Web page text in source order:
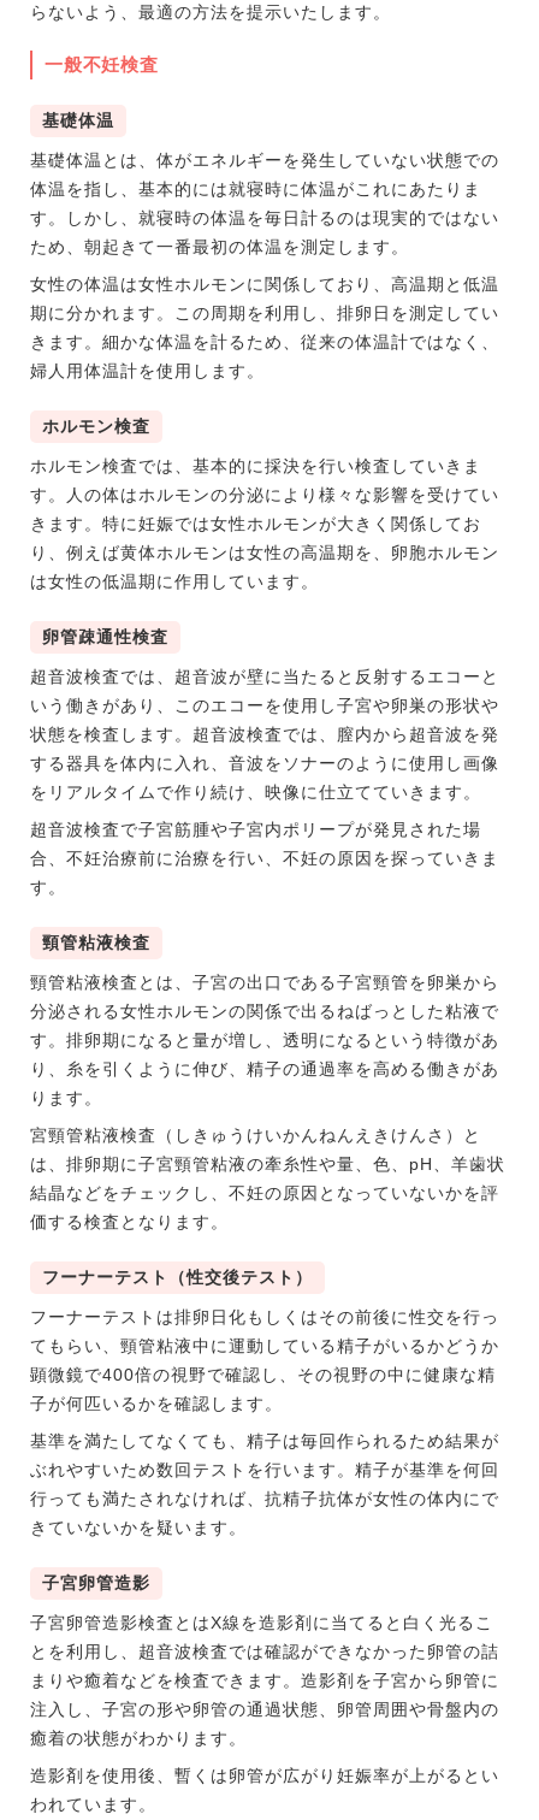
らないよう、最適の方法を提示いたします。
一般不妊検査
基礎体温
基礎体温とは、体がエネルギーを発生していない状態での
体温を指し、基本的には就寝時に体温がこれにあたりま
す。しかし、就寝時の体温を毎日計るのは現実的ではない
ため、朝起きて一番最初の体温を測定します。
女性の体温は女性ホルモンに関係しており、高温期と低温
期に分かれます。この周期を利用し、排卵日を測定してい
きます。細かな体温を計るため、従来の体温計ではなく、
婦人用体温計を使用します。
ホルモン検査
ホルモン検査では、基本的に採決を行い検査していきま
す。人の体はホルモンの分泌により様々な影響を受けてい
きます。特に妊娠では女性ホルモンが大きく関係してお
り、例えば黄体ホルモンは女性の高温期を、卵胞ホルモン
は女性の低温期に作用しています。
卵管疎通性検査
超音波検査では、超音波が壁に当たると反射するエコーと
いう働きがあり、このエコーを使用し子宮や卵巣の形状や
状態を検査します。超音波検査では、膣内から超音波を発
する器具を体内に入れ、音波をソナーのように使用し画像
をリアルタイムで作り続け、映像に仕立てていきます。
超音波検査で子宮筋腫や子宮内ポリープが発見された場
合、不妊治療前に治療を行い、不妊の原因を探っていきま
す。
頸管粘液検査
頸管粘液検査とは、子宮の出口である子宮頸管を卵巣から
分泌される女性ホルモンの関係で出るねばっとした粘液で
す。排卵期になると量が増し、透明になるという特徴があ
り、糸を引くように伸び、精子の通過率を高める働きがあ
ります。
宮頸管粘液検査（しきゅうけいかんねんえきけんさ）と
は、排卵期に子宮頸管粘液の牽糸性や量、色、pH、羊歯状
結晶などをチェックし、不妊の原因となっていないかを評
価する検査となります。
フーナーテスト（性交後テスト）
フーナーテストは排卵日化もしくはその前後に性交を行っ
てもらい、頸管粘液中に運動している精子がいるかどうか
顕微鏡で400倍の視野で確認し、その視野の中に健康な精
子が何匹いるかを確認します。
基準を満たしてなくても、精子は毎回作られるため結果が
ぶれやすいため数回テストを行います。精子が基準を何回
行っても満たされなければ、抗精子抗体が女性の体内にで
きていないかを疑います。
子宮卵管造影
子宮卵管造影検査とはX線を造影剤に当てると白く光るこ
とを利用し、超音波検査では確認ができなかった卵管の詰
まりや癒着などを検査できます。造影剤を子宮から卵管に
注入し、子宮の形や卵管の通過状態、卵管周囲や骨盤内の
癒着の状態がわかります。
造影剤を使用後、暫くは卵管が広がり妊娠率が上がるとい
われています。